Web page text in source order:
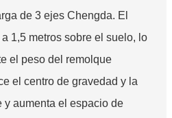
de 3 ejes Chengda. El
1,5 metros sobre el suelo, lo
el peso del remolque
el centro de gravedad y la
y aumenta el espacio de